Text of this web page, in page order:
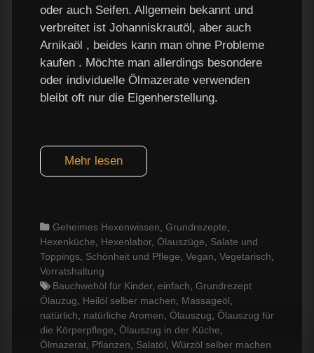
oder auch Seifen. Allgemein bekannt und
verbreitet ist Johanniskrautöl, aber auch
Arnikaöl , beides kann man ohne Probleme
kaufen . Möchte man allerdings besondere
oder individuelle Ölmazerate verwenden
bleibt oft nur die Eigenherstellung.
Mehr lesen
Categories
Geheimes Hexenwissen, Grundrezepte,
Hexenküche, Hexenlabor, Ölauszüge, Salate und
Toppings, Schönheit und Pflege, Vegan, Vegetarisch,
Vorratshaltung
Tags
Bauchwehöl für Kinder, einfach, Grundrezept
Ölauzug, Heilöl selber machen, Massageöl,
natürlich, natürliche Aromen, Ölauszug, Ölauszug für
die Körperpflege, Ölauszug in der Küche,
Ölmazerat, Pflanzen, Salatöl, Würzöl selber machen